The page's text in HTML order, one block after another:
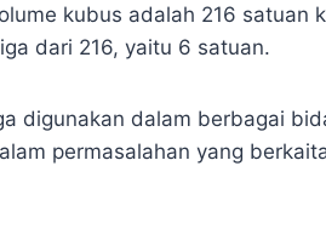
kubus adalah 216 satuan
dari 216, yaitu 6 satuan.
digunakan dalam berbagai
permasalahan yang